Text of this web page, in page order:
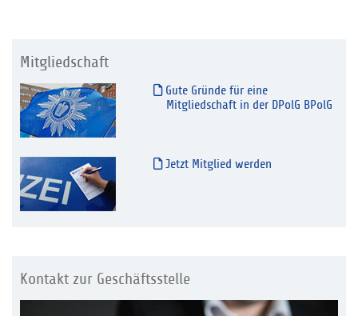
Mitgliedschaft
Gute Gründe für eine
Mitgliedschaft in der DPolG BPolG
Jetzt Mitglied werden
Kontakt zur Geschäftsstelle